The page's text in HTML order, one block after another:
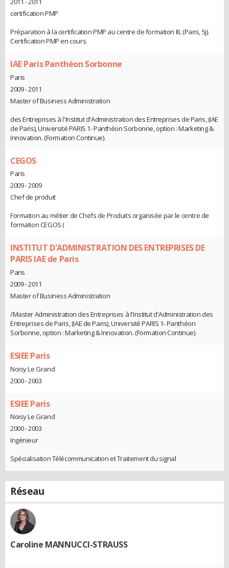
certification PMP
Préparation à la certification PMP au centre de formation IIL (Paris, 5j).
Certification PMP en cours.
IAE Paris Panthéon Sorbonne
Paris
2009 - 2011
Master of Business Administration
des Entreprises à l'Institut d'Administration des Entreprises de Paris, (IAE
de Paris), Université PARIS 1- Panthéon Sorbonne, option : Marketing &
Innovation. (Formation Continue).
CEGOS
Paris
2009 - 2009
Chef de produit
Formation au métier de Chefs de Produits organisée par le centre de
formation CEGOS (
INSTITUT D'ADMINISTRATION DES ENTREPRISES DE
PARIS IAE de Paris
Paris
2009 - 2011
Master of Business Administration
/Master Administration des Entreprises à l'Institut d'Administration des
Entreprises de Paris, (IAE de Paris), Université PARIS 1- Panthéon
Sorbonne, option : Marketing & Innovation. (Formation Continue).
ESIEE Paris
Noisy Le Grand
2000 - 2003
ESIEE Paris
Noisy Le Grand
2000 - 2003
Ingénieur
Spécialisation Télécommunication et Traitement du signal
Réseau
Caroline MANNUCCI-STRAUSS